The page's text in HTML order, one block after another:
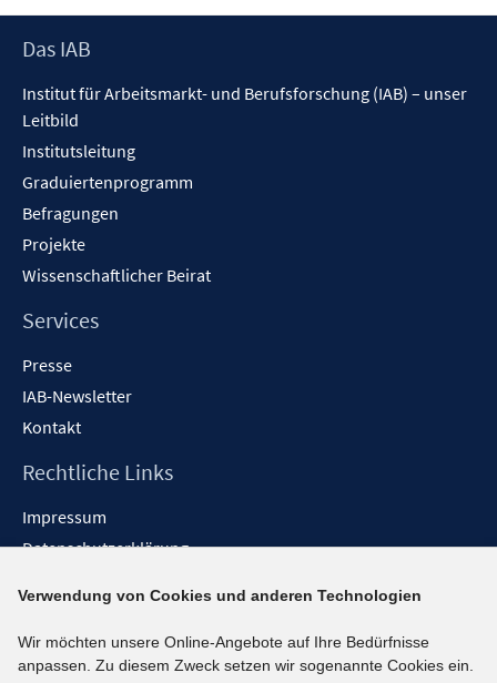
Footer
Das IAB
Institut für Arbeitsmarkt- und Berufsforschung (IAB) – unser
Leitbild
Institutsleitung
Graduiertenprogramm
Befragungen
Projekte
Wissenschaftlicher Beirat
Services
Presse
IAB-Newsletter
Kontakt
Rechtliche Links
Impressum
Datenschutzerklärung
Barrieren melden
Social-Media-Kanäle
Verwendung von Cookies und anderen Technologien
Wir möchten unsere Online-Angebote auf Ihre Bedürfnisse
anpassen. Zu diesem Zweck setzen wir sogenannte Cookies ein.